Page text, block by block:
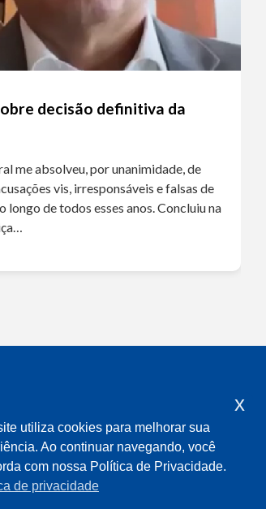
decisão definitiva da
me absolveu, por unanimidade, de
vis, irresponsáveis e falsas de
longo de todos esses anos. Concluiu na
utiliza cookies para melhorar sua
Ao continuar navegando, você
com nossa Política de Privacidade.
de privacidade
x